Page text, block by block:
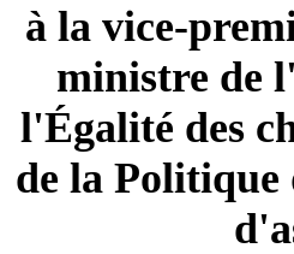
à la vice-
ministre de
l'Égalité des
de la